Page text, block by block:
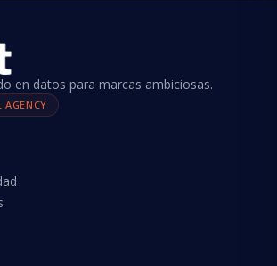
en datos para marcas ambiciosas.
AGENCY